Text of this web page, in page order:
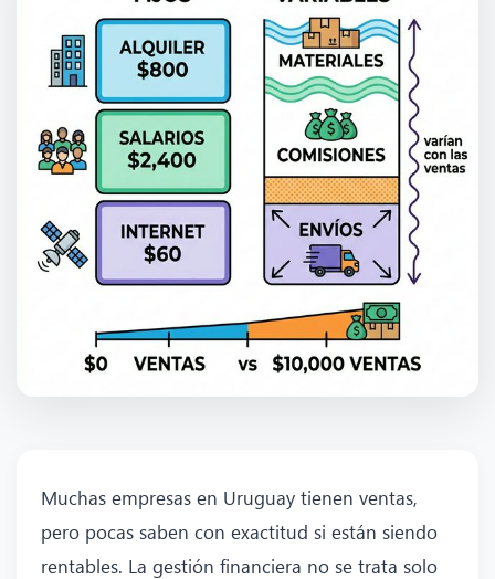
Muchas empresas en Uruguay tienen ventas,
pero pocas saben con exactitud si están siendo
rentables. La gestión financiera no se trata solo